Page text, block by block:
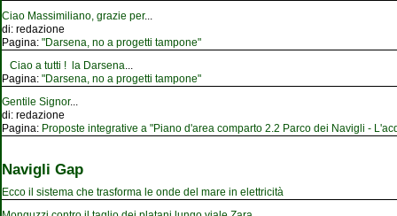
Ciao Massimiliano, grazie per...
di: redazione
Pagina: "Darsena, no a progetti tampone"
Ciao a tutti ! la Darsena
Pagina: "Darsena, no a progetti tampone"
Gentile Signor...
di: redazione
Pagina: Proposte integrative a "Piano d'area comparto 2.2 Parco dei Navigli -
Navigli Gap
Ecco il sistema che trasforma le onde del mare in elettricità